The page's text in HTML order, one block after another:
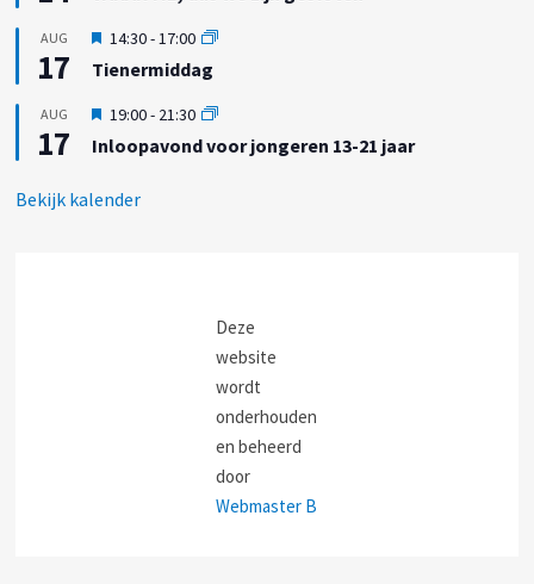
c
h
t
g
e
l
c
h
AUG
17
U
t
g
e
l
c
14:30-17:00
Tienermiddag
AUG
17
U
i
t
e
19:00- 21:30
Inloopavond voor jongeren 13-21 jaar
Bekijk kalender
Deze
website
wordt
onderhouden
en beheerd
door
Webmaster B